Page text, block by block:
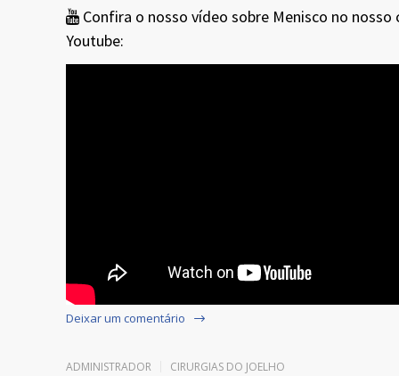
Confira o nosso vídeo sobre Menisco no nosso
Youtube:
Deixar um comentário
ADMINISTRADOR CIRURGIAS DO JOELHO